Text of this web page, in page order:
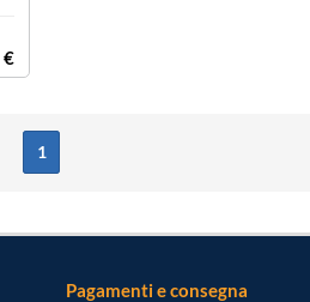
€
1
Pagamenti e consegna